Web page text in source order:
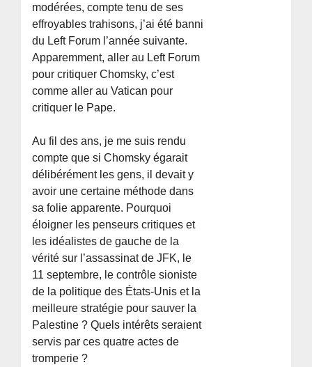
modérées, compte tenu de ses
effroyables trahisons, j’ai été banni
du Left Forum l’année suivante.
Apparemment, aller au Left Forum
pour critiquer Chomsky, c’est
comme aller au Vatican pour
critiquer le Pape.
Au fil des ans, je me suis rendu
compte que si Chomsky égarait
délibérément les gens, il devait y
avoir une certaine méthode dans
sa folie apparente. Pourquoi
éloigner les penseurs critiques et
les idéalistes de gauche de la
vérité sur l’assassinat de JFK, le
11 septembre, le contrôle sioniste
de la politique des États-Unis et la
meilleure stratégie pour sauver la
Palestine ? Quels intérêts seraient
servis par ces quatre actes de
tromperie ?